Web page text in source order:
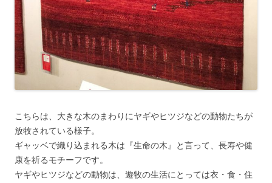
こちらは、大きな木のまわりにヤギやヒツジなどの動物たちが
放牧されている様子。
ギャッベで織り込まれる木は『生命の木』と言って、長寿や健
康を祈るモチーフです。
ヤギやヒツジなどの動物は、遊牧の生活にとっては衣・食・住